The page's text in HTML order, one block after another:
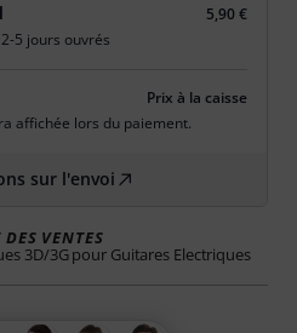
5,90 €
5 jours ouvrés
Prix à la caisse
affichée lors du paiement.
sur l'envoi
VENTES
3D/3G pour Guitares Electriques